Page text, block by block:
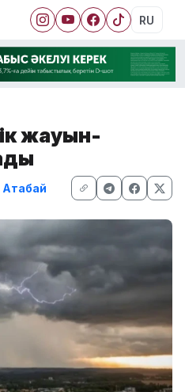
RU
жауын-